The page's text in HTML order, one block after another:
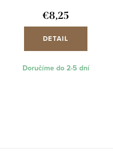
€8,25
DETAIL
Doručíme do 2-5 dní